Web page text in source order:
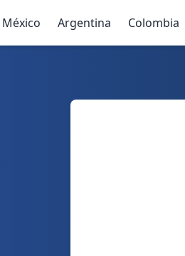
México Argentina Colombia